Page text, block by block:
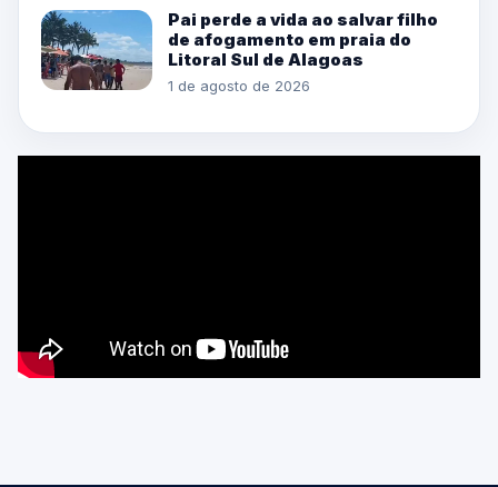
Pai perde a vida ao salvar filho
de afogamento em praia do
Litoral Sul de Alagoas
1 de agosto de 2026